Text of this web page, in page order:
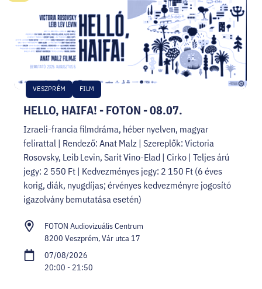
HELLO, HAIFA! - FOTON - 08.07.
VESZPRÉM FILM
Izraeli-francia filmdráma, héber nyelven, magyar
felirattal | Rendező: Anat Malz | Szereplők: Victoria
Rosovsky, Leib Levin, Sarit Vino-Elad | Cirko | Teljes árú
jegy: 2 550 Ft | Kedvezményes jegy: 2 150 Ft (6 éves
korig, diák, nyugdíjas; érvényes kedvezményre jogosító
igazolvány bemutatása esetén)
FOTON Audiovizuális Centrum
8200 Veszprém, Vár utca 17
07/08/2026
20:00 - 21:50